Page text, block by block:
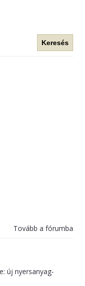
Keresés
Tovább a fórumba
új nyersanyag-